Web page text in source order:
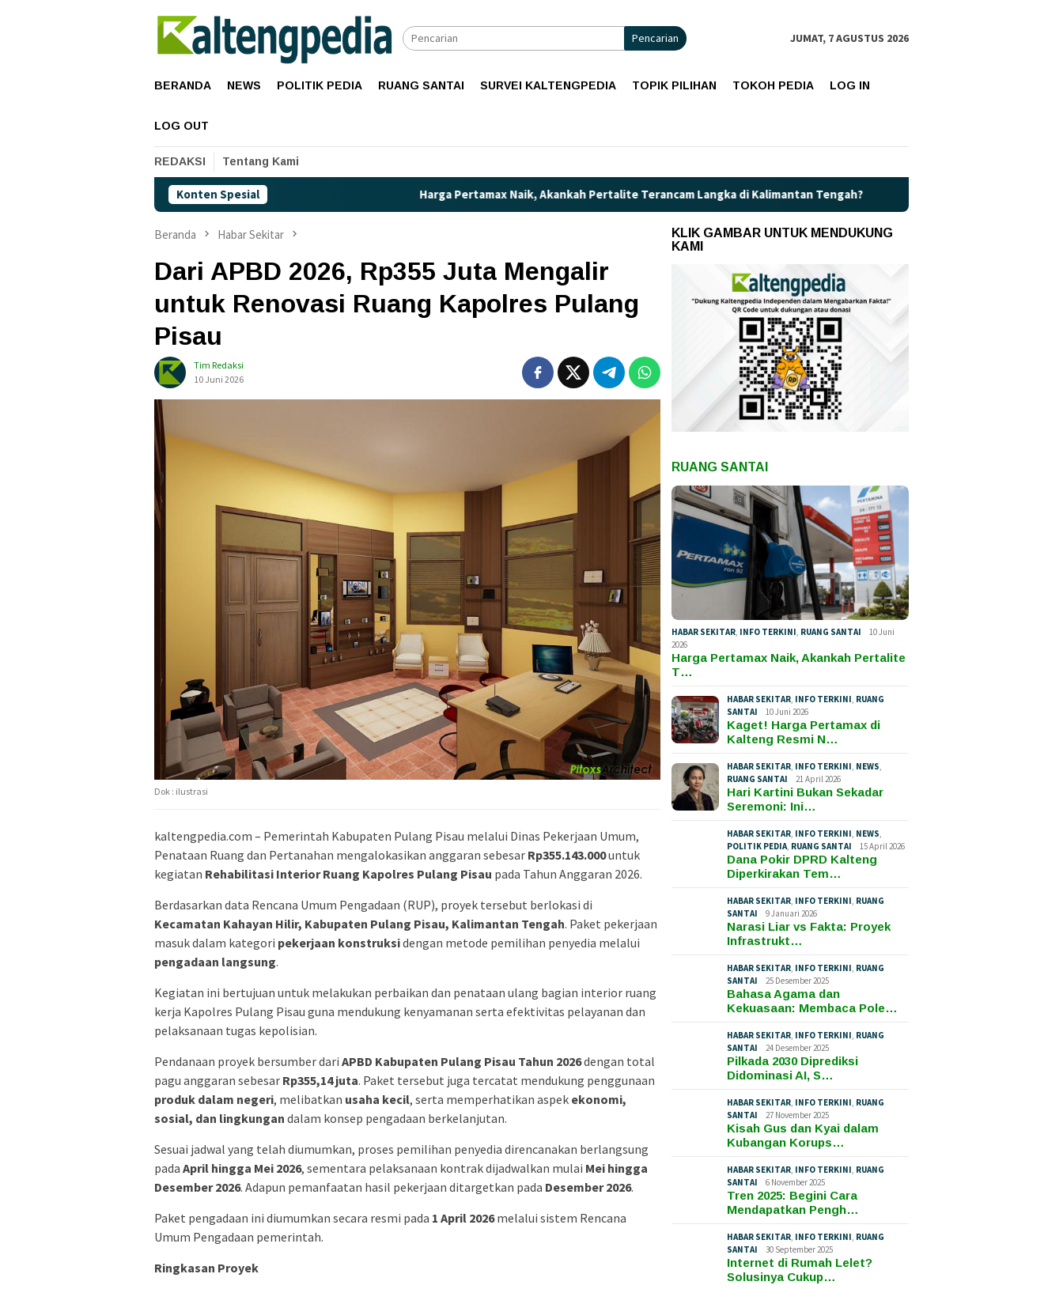
Pencarian JUMAT, 7 AGUSTUS 2026
BERANDA NEWS POLITIK PEDIA RUANG SANTAI SURVEI KALTENGPEDIA TOPIK PILIHAN TOKOH PEDIA LOG IN
LOG OUT
REDAKSI Tentang Kami
Konten Spesial Harga Pertamax Naik, Akankah Pertalite Terancam Langka di Kalimantan Tengah? Kaget! Harga Pertamax di Kalteng Resmi Naik
Beranda Habar Sekitar
Dari APBD 2026, Rp355 Juta Mengalir
untuk Renovasi Ruang Kapolres Pulang
Pisau
Tim Redaksi
10 Juni 2026
Dok : ilustrasi
kaltengpedia.com – Pemerintah Kabupaten Pulang Pisau melalui Dinas Pekerjaan Umum,
Penataan Ruang dan Pertanahan mengalokasikan anggaran sebesar Rp355.143.000untuk
kegiatan Rehabilitasi Interior Ruang Kapolres Pulang Pisau pada Tahun Anggaran 2026.
Berdasarkan data Rencana Umum Pengadaan (RUP), proyek tersebut berlokasi di
Kecamatan Kahayan Hilir, Kabupaten Pulang Pisau, Kalimantan Tengah. Paket pekerjaan
masuk dalam kategori pekerjaan konstruksidengan metode pemilihan penyedia melalui
pengadaan langsung.
Kegiatan ini bertujuan untuk melakukan perbaikan dan penataan ulang bagian interior ruang
kerja Kapolres Pulang Pisau guna mendukung kenyamanan serta efektivitas pelayanan dan
pelaksanaan tugas kepolisian.
Pendanaan proyek bersumber dari APBD Kabupaten Pulang Pisau Tahun 2026dengan total
pagu anggaran sebesar Rp355,14 juta. Paket tersebut juga tercatat mendukung penggunaan
produk dalam negeri, melibatkan usaha kecil, serta memperhatikan aspek ekonomi,
sosial, dan lingkungan dalam konsep pengadaan berkelanjutan.
Sesuai jadwal yang telah diumumkan, proses pemilihan penyedia direncanakan berlangsung
pada April hingga Mei 2026, sementara pelaksanaan kontrak dijadwalkan mulai Mei hingga
Desember 2026. Adapun pemanfaatan hasil pekerjaan ditargetkan pada Desember 2026.
Paket pengadaan ini diumumkan secara resmi pada 1 April 2026melalui sistem Rencana
Umum Pengadaan pemerintah.
Ringkasan Proyek
KLIK GAMBAR UNTUK MENDUKUNG
KAMI
RUANG SANTAI
HABAR SEKITAR INFO TERKINI RUANG SANTAI
10 Juni
2026
Harga Pertamax Naik, Akankah Pertalite
T…
HABAR SEKITAR INFO TERKINI RUANG
SANTAI
10 Juni 2026
Kaget! Harga Pertamax di
Kalteng Resmi N…
HABAR SEKITAR INFO TERKINI NEWS
RUANG SANTAI
21 April 2026
Hari Kartini Bukan Sekadar
Seremoni: Ini…
HABAR SEKITAR INFO TERKINI NEWS
POLITIK PEDIA RUANG SANTAI 15 April 2026
Dana Pokir DPRD Kalteng
Diperkirakan Tem…
HABAR SEKITAR INFO TERKINI RUANG
SANTAI
9 Januari 2026
Narasi Liar vs Fakta: Proyek
Infrastrukt…
HABAR SEKITAR INFO TERKINI RUANG
SANTAI
25 Desember 2025
Bahasa Agama dan
Kekuasaan: Membaca Pole…
HABAR SEKITAR INFO TERKINI RUANG
SANTAI
24 Desember 2025
Pilkada 2030 Diprediksi
Didominasi AI, S…
HABAR SEKITAR INFO TERKINI RUANG
SANTAI
27 November 2025
Kisah Gus dan Kyai dalam
Kubangan Korups…
HABAR SEKITAR INFO TERKINI RUANG
SANTAI
6 November 2025
Tren 2025: Begini Cara
Mendapatkan Pengh…
HABAR SEKITAR INFO TERKINI RUANG
SANTAI
30 September 2025
Internet di Rumah Lelet?
Solusinya Cukup…